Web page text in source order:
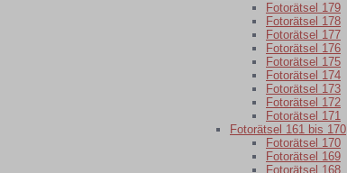
Fotorätsel 179
Fotorätsel 178
Fotorätsel 177
Fotorätsel 176
Fotorätsel 175
Fotorätsel 174
Fotorätsel 173
Fotorätsel 172
Fotorätsel 171
Fotorätsel 161 bis 170
Fotorätsel 170
Fotorätsel 169
Fotorätsel 168